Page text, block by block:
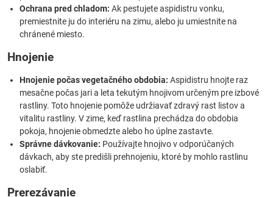
Ochrana pred chladom: Ak pestujete aspidistru vonku,
premiestnite ju do interiéru na zimu, alebo ju umiestnite na
chránené miesto.
Hnojenie
Hnojenie počas vegetačného obdobia: Aspidistru hnojte raz
mesačne počas jari a leta tekutým hnojivom určeným pre izbové
rastliny. Toto hnojenie pomôže udržiavať zdravý rast listov a
vitalitu rastliny. V zime, keď rastlina prechádza do obdobia
pokoja, hnojenie obmedzte alebo ho úplne zastavte.
Správne dávkovanie: Používajte hnojivo v odporúčaných
dávkach, aby ste predišli prehnojeniu, ktoré by mohlo rastlinu
oslabiť.
Prerezávanie